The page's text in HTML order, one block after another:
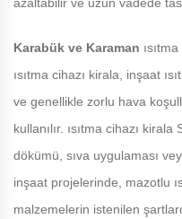
Karabük ve Karaman
ısıtma cihazı kirala, inşaat
ve genellikle zorlu hava
kullanılır. ısıtma cihazı
dökümü, sıva uygulaması
inşaat projelerinde, mazotlu
malzemelerin istenilen